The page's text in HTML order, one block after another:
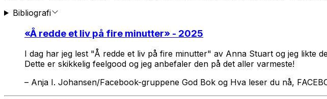
Bibliografi
«Å redde et liv på fire minutter» - 2025
I dag har jeg lest "Å redde et liv på fire minutter" av Anna Stuart og jeg likte
Dette er skikkelig feelgood og jeg anbefaler den på det aller varmeste!
– Anja I. Johansen/Facebook-gruppene God Bok og Hva leser du nå,